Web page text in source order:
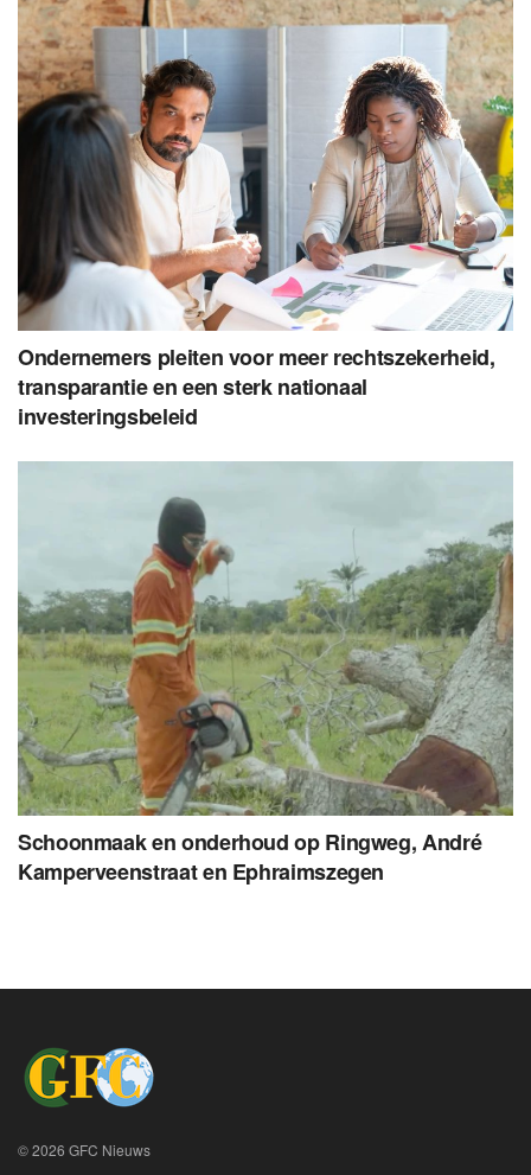
Ondernemers pleiten voor meer rechtszekerheid,
transparantie en een sterk nationaal
investeringsbeleid
Schoonmaak en onderhoud op Ringweg, André
Kamperveenstraat en Ephraimszegen
© 2026 GFC Nieuws